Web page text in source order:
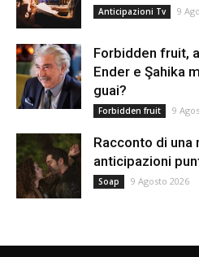
Anticipazioni Tv 9
Forbidden fruit,
Ender e Şahika
guai?
Forbidden fruit 9
Racconto di una
anticipazioni
Soap 9 Agosto 2026